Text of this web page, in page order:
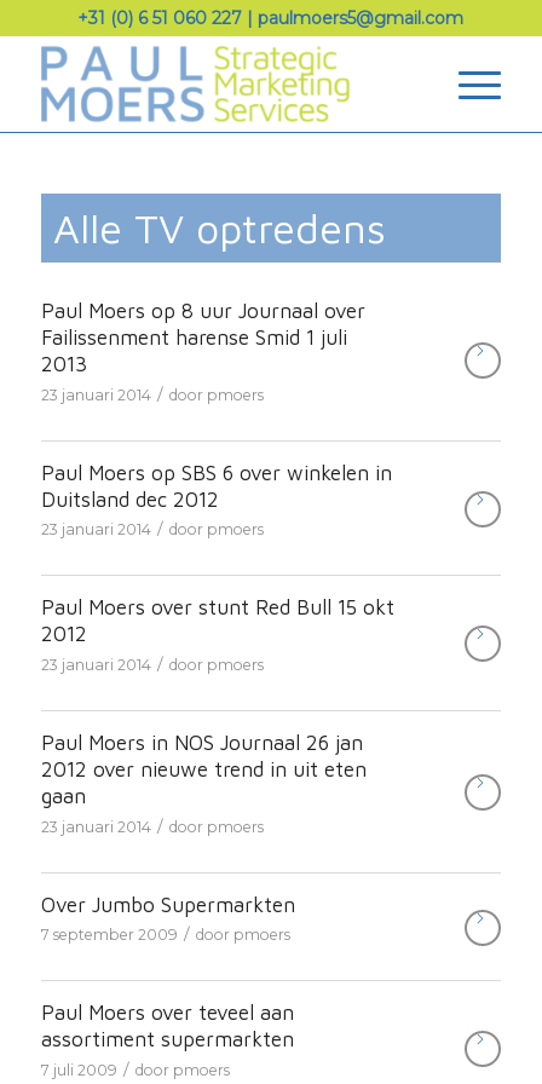
+31 (0) 6 51 060 227 |paulmoers5@gmail.com
Alle TV optredens
Paul Moers op 8 uur Journaal over
Failissenment harense Smid 1 juli
2013
23 januari 2014 / door pmoers
Paul Moers op SBS 6 over winkelen in
Duitsland dec 2012
23 januari 2014 / door pmoers
Paul Moers over stunt Red Bull 15 okt
2012
23 januari 2014 / door pmoers
Paul Moers in NOS Journaal 26 jan
2012 over nieuwe trend in uit eten
gaan
23 januari 2014 / door pmoers
Over Jumbo Supermarkten
7 september 2009 / door pmoers
Paul Moers over teveel aan
assortiment supermarkten
7 juli 2009 / door pmoers